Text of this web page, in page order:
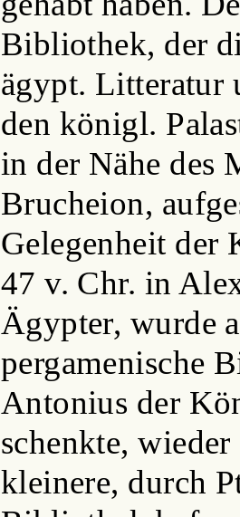
Bibliothek, der
ägypt. Litteratur
den königl.
in der Nähe des
Brucheion,
Gelegenheit der
47 v. Chr. in
Ägypter, wurde
pergamenische
Antonius der
schenkte,
kleinere, durch